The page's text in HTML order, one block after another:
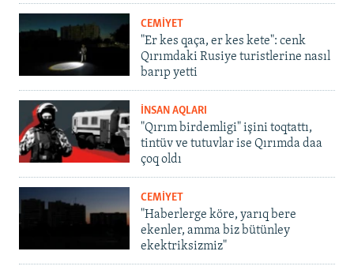
CEMİYET
"Er kes qaça, er kes kete": cenk
Qırımdaki Rusiye turistlerine nasıl
barıp yetti
İNSAN AQLARI
"Qırım birdemligi" işini toqtattı,
tintüv ve tutuvlar ise Qırımda daa
çoq oldı
CEMİYET
"Haberlerge köre, yarıq bere
ekenler, amma biz bütünley
ekektriksizmiz"